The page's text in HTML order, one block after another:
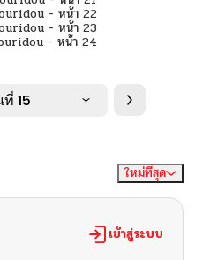
15
ใหม่ที่สุด
เข้าสู่ระบบ